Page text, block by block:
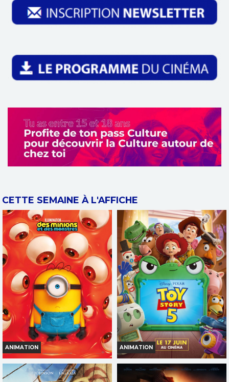
CETTE SEMAINE À L'AFFICHE
ANIMATION
DES MINIONS ET DES
MONSTRES
ANIMATION
TOY STORY 5